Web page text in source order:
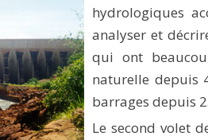
hydrologiques
analyser et
qui ont
naturelle depuis
barrages depuis
Le second volet